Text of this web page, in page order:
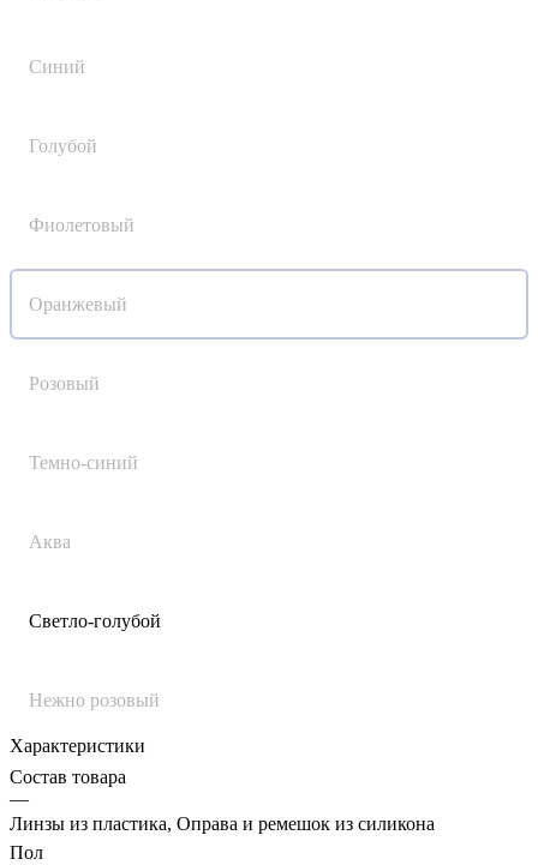
Синий
Голубой
Фиолетовый
Оранжевый
Розовый
Темно-синий
Аква
Светло-голубой
Нежно розовый
Характеристики
Состав товара
—
Линзы из пластика, Оправа и ремешок из силикона
Пол